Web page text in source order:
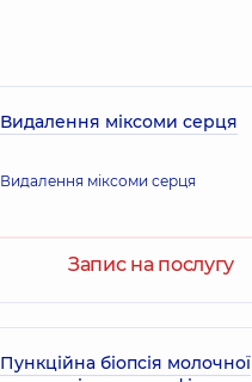
Видалення міксоми серця
Видалення міксоми серця
Запис на послугу
Пункційна біопсія молочної